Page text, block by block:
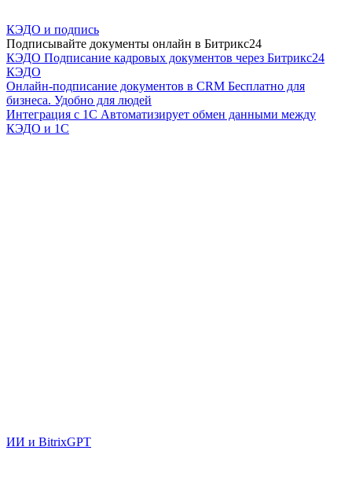
КЭДО и подпись
Подписывайте документы онлайн в Битрикс24
КЭДО Подписание кадровых документов через Битрикс24
КЭДО
Онлайн-подписание документов в CRM Бесплатно для
бизнеса. Удобно для людей
Интеграция с 1С Автоматизирует обмен данными между
КЭДО и 1С
ИИ и BitrixGPT